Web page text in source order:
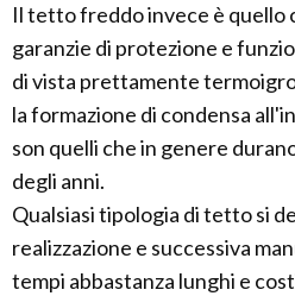
Il tetto freddo invece è quello
garanzie di protezione e
di vista prettamente
la formazione di condensa
son quelli che in genere
degli anni.
Qualsiasi tipologia di tetto si
realizzazione e successiva
tempi abbastanza lunghi e